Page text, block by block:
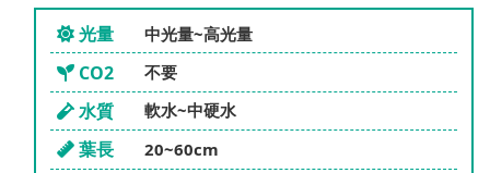
光量 中光量~高光量
CO2 不要
水質 軟水~中硬水
葉長 20~60cm